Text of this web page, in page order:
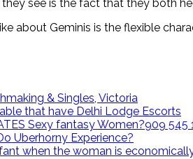
see is the fact that they both
about Geminis is the flexible
& Singles, Victoria
that have Delhi Lodge Escorts
Sexy fantasy Women?909 545
Uberhorny Experience?
when the woman is